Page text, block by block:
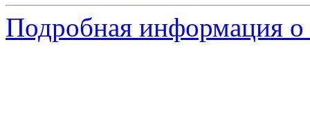
Подробная информация о